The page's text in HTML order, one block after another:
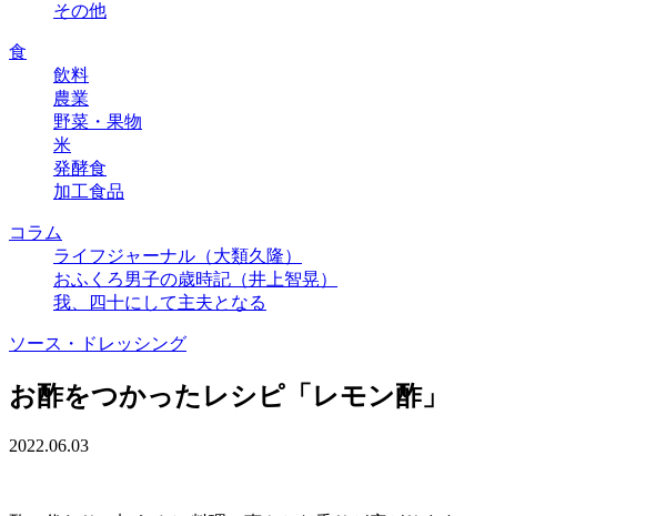
その他
食
飲料
農業
野菜・果物
米
発酵食
加工食品
コラム
ライフジャーナル（大類久隆）
おふくろ男子の歳時記（井上智晃）
我、四十にして主夫となる
ソース・ドレッシング
お酢をつかったレシピ「レモン酢」
2022.06.03